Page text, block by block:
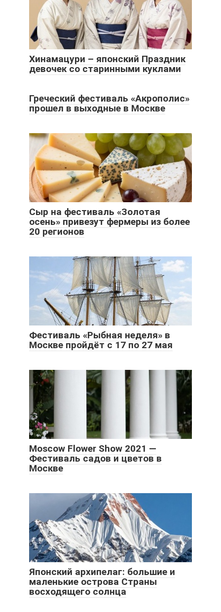
Хинамацури – японский Праздник
девочек со старинными куклами
Греческий фестиваль «Акрополис»
прошел в выходные в Москве
Сыр на фестиваль «Золотая
осень» привезут фермеры из более
20 регионов
Фестиваль «Рыбная неделя» в
Москве пройдёт с 17 по 27 мая
Moscow Flower Show 2021 —
Фестиваль садов и цветов в
Москве
Японский архипелаг: большие и
маленькие острова Страны
восходящего солнца